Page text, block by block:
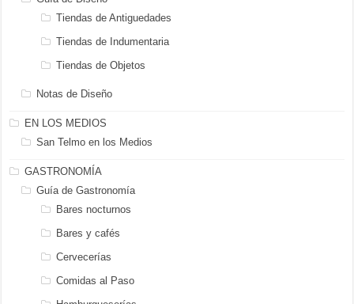
Tiendas de Antiguedades
Tiendas de Indumentaria
Tiendas de Objetos
Notas de Diseño
EN LOS MEDIOS
San Telmo en los Medios
GASTRONOMÍA
Guía de Gastronomía
Bares nocturnos
Bares y cafés
Cervecerías
Comidas al Paso